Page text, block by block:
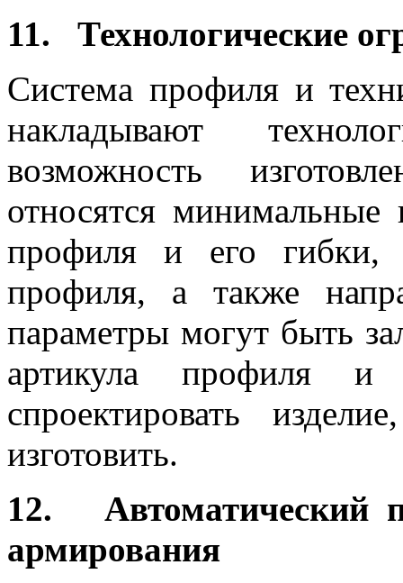
11. Технологические
Система профиля и
накладывают
возможность
относятся
профиля и его гибки,
профиля, а также
параметры могут быть
артикула профиля и
спроектировать
изготовить.
12. Автоматический
армирования